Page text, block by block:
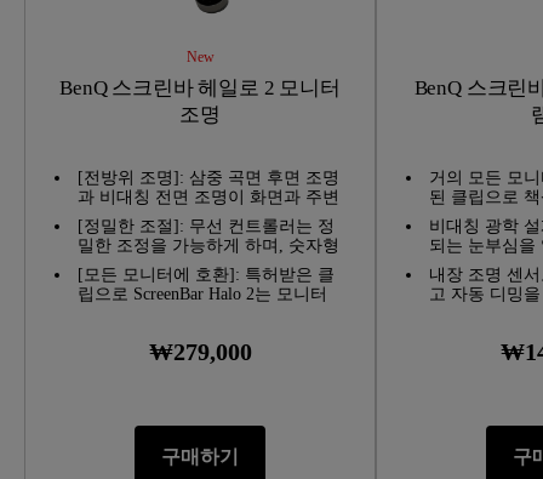
New
BenQ 스크린바 헤일로 2 모니터
조명
[전방위 조명]: 삼중 곡면 후면 조명
과 비대칭 전면 조명이 화면과 주변
환경 간의 대비를 균형 있게 맞추어,
눈부심으로 인한 눈의 피로를 줄여
줍니다.
[정밀한 조절]: 무선 컨트롤러는 정
밀한 조정을 가능하게 하며, 숫자형
터치 패널을 통해 원하는 밝기와 색
온도를 쉽게 설정할 수 있습니다.
[모든 모니터에 호환]: 특허받은 클
립으로 ScreenBar Halo 2는 모니터
₩279,000
구매하기
BenQ 스크린
거의 모든 모
된 클립으로
절약하세요.
비대칭 광학
되는 눈부심을
비춰줍니다.
내장 조명 센
고 자동 디밍
구